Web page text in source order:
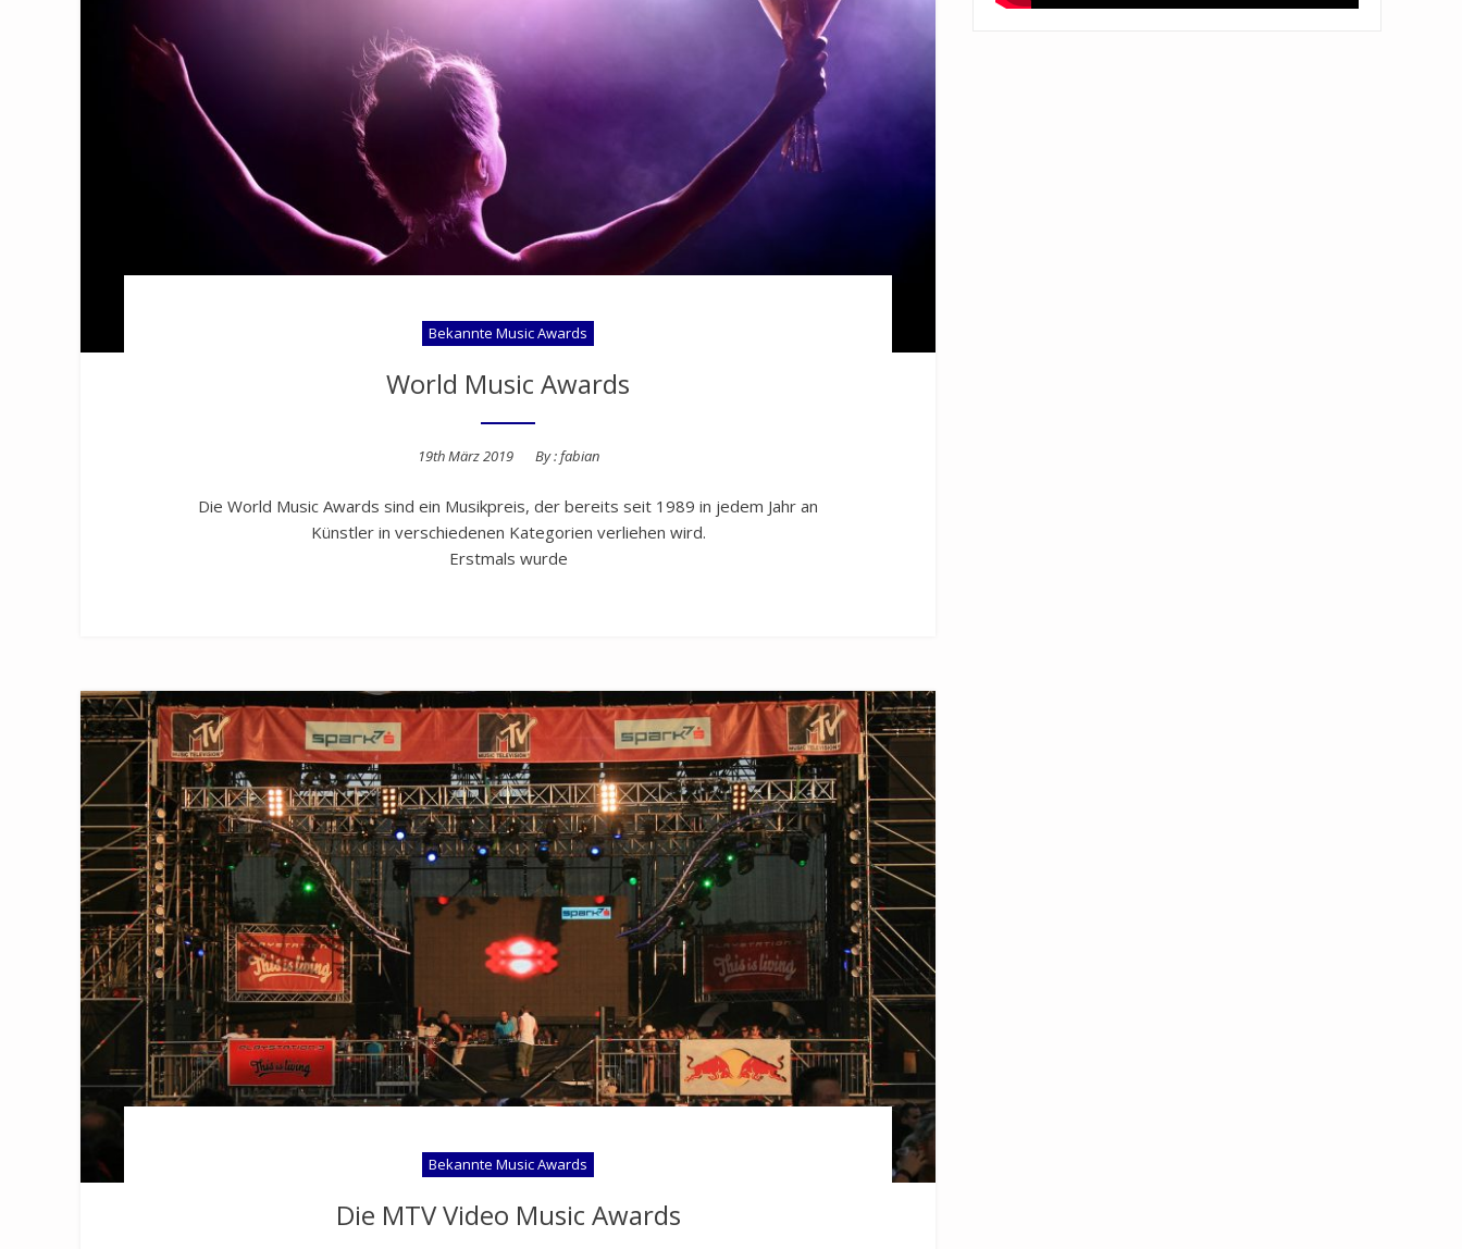
Bekannte Music Awards
World Music Awards
Posted
19th März 2019 By :fabian
Die World Music Awards sind ein Musikpreis, der bereits seit 1989 in jedem Jahr an
Künstler in verschiedenen Kategorien verliehen wird.
Erstmals wurde
Bekannte Music Awards
Die MTV Video Music Awards